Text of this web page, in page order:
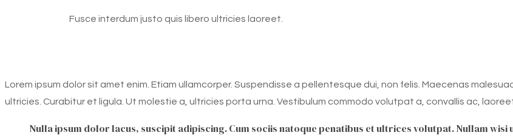
Fusce interdum justo quis libero ultricies laoreet.
Lorem ipsum dolor sit amet enim. Etiam ullamcorper. Suspendisse a pellentesque dui, non felis. Maecenas
ultricies. Curabitur et ligula. Ut molestie a, ultricies porta urna. Vestibulum commodo volutpat a, convallis ac,
Nulla ipsum dolor lacus, suscipit adipiscing. Cum sociis natoque penatibus et ultrices volutpat. Nullam wisi